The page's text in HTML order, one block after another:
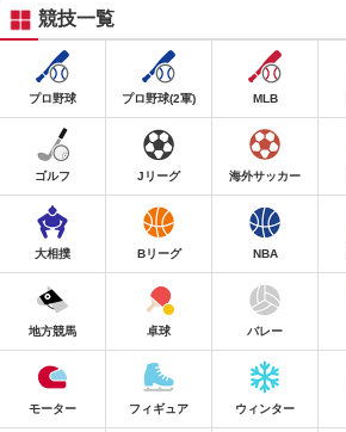
競技一覧
プロ野球 プロ野球(2軍) MLB
ゴルフ Jリーグ 海外サッカー
大相撲 Bリーグ NBA
地方競馬 卓球 バレー
モーター フィギュア ウィンター